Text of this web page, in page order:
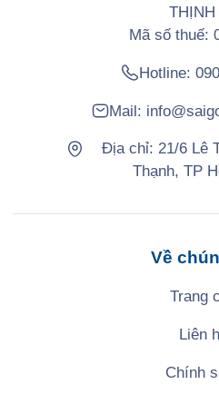
THỊNH
Mã số thuế:
Hotline:
Mail:
Địa chỉ: 21/6 Lê
Thạnh, TP
Về
Trang
Liên
Chính